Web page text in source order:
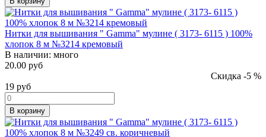
Нитки для вышивания " Gamma" мулине ( 3173- 6115 ) 100%
хлопок 8 м №3214 кремовый
В наличии: много
20.00 руб
Скидка -5 %
19 руб
В корзину